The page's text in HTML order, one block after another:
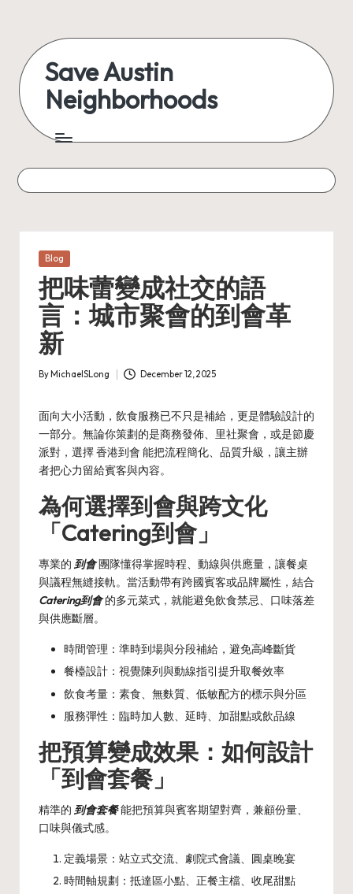
content
Save Austin
Neighborhoods
Austin
everything
Posted
Blog
把味蕾變成社交的語
言：城市聚會的到會革
新
Posted
By MichaelSLong December 12, 2025
面向大小活動，飲食服務已不只是補給，更是體驗設計的
一部分。無論你策劃的是商務發佈、里社聚會，或是節慶
派對，選擇香港到會 能把流程簡化、品質升級，讓主辦
者把心力留給賓客與內容。
為何選擇到會與跨文化
「Catering到會」
專業的 到會團隊懂得掌握時程、動線與供應量，讓餐桌
與議程無縫接軌。當活動帶有跨國賓客或品牌屬性，結合
Catering到會的多元菜式，就能避免飲食禁忌、口味落差
與供應斷層。
時間管理：準時到場與分段補給，避免高峰斷貨
餐檯設計：視覺陳列與動線指引提升取餐效率
飲食考量：素食、無麩質、低敏配方的標示與分區
服務彈性：臨時加人數、延時、加甜點或飲品線
把預算變成效果：如何設計
「到會套餐」
精準的 到會套餐能把預算與賓客期望對齊，兼顧份量、
口味與儀式感。
定義場景：站立式交流、劇院式會議、圓桌晚宴
時間軸規劃：抵達區小點、正餐主檔、收尾甜點